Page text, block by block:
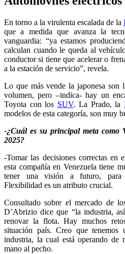
En torno a la virulenta escalada de la
que a medida que avanza la
vanguardia: “ya estamos
calculan cuando le queda al
conductor si tiene que acelerar o
a la estación de servicio”, revela.
Lo que más vende la japonesa son
volumen, pero –indica- hay un
Toyota con los SUV. La Prado, la
modelos de esta categoría, son muy
-¿Cuál es su principal meta como
2025?
-Tomar las decisiones correctas en
esta compañía en Venezuela tiene
tener una visión a futuro, para
Flexibilidad es un atributo crucial.
Consultado sobre el mercado de
D’Abrizio dice que “la industria,
renovar la flota. Hay muchos
situación país. Creo que tenemos
industria, la cual está operando de
mano al pecho.